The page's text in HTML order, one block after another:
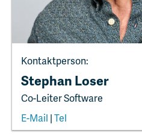
Kontaktperson:
Stephan Loser
Co-Leiter Software
E-Mail |Tel